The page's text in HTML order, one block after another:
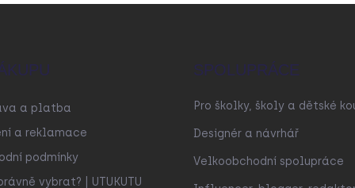
a platba
a reklamace
podmínky
vybrat? | UTUKUTU
SPOLUPRÁCE
Pro školky, školy a dětské
Designér a návrhář
Velkoobchodní spolupráce